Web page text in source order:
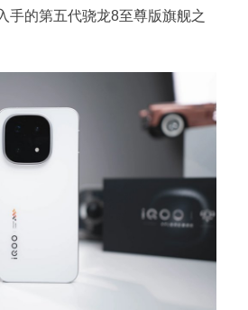
手的第五代骁龙8至尊版旗舰之